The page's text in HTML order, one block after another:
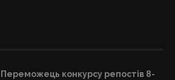
Переможець конкурсу репостів 8-